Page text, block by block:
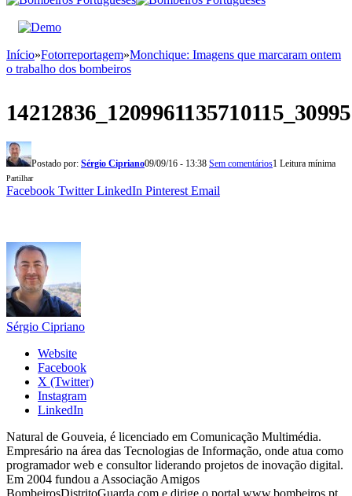
Início»Fotorreportagem»Monchique: Imagens que marcaram ontem
o trabalho dos bombeiros
Postado por: Sérgio Cipriano09/09/16 - 13:38 Sem comentários1 Leitura mínima
Partilhar
Facebook Twitter LinkedIn Pinterest Email
Sérgio Cipriano
Website
Facebook
X (Twitter)
Instagram
LinkedIn
Natural de Gouveia, é licenciado em Comunicação Multimédia.
Empresário na área das Tecnologias de Informação, onde atua como
programador web e consultor liderando projetos de inovação digital.
Em 2004 fundou a Associação Amigos
BombeirosDistritoGuarda.com e dirige o portal www.bombeiros.pt.